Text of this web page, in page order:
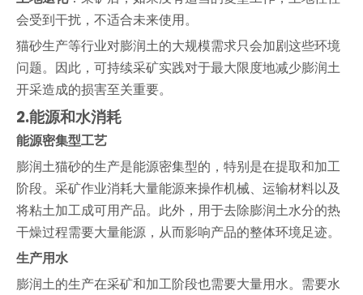
会受到干扰，不适合未来使用。
猫砂生产等行业对膨润土的大规模需求只会加剧这些环境
问题。因此，可持续采矿实践对于最大限度地减少膨润土
开采造成的损害至关重要。
2.能源和水消耗
能源密集型工艺
膨润土猫砂的生产是能源密集型的，特别是在提取和加工
阶段。采矿作业消耗大量能源来操作机械、运输材料以及
将粘土加工成可用产品。此外，用于去除膨润土水分的热
干燥过程需要大量能源，从而影响产品的整体环境足迹。
生产用水
膨润土的生产在采矿和加工阶段也需要大量用水。需要水